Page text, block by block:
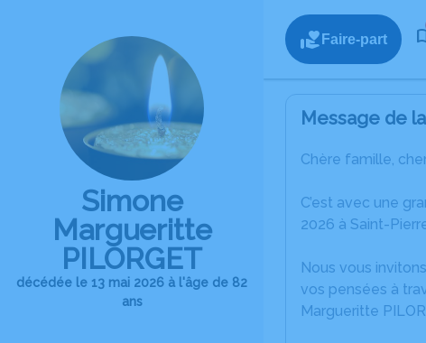
Simone
Margueritte
PILORGET
décédée le 13 mai 2026 à l'âge de 82
ans
Faire-part
Message de
Chère famille,
C’est avec une
2026 à Saint-
Nous vous
vos pensées à
Margueritte